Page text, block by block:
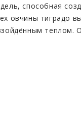
способная
овчины тиградо
теплом.